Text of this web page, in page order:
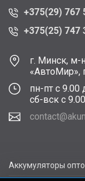
+375(29) 767
+375(25) 747
г. Минск, м-
«АвтоМир»,
пн-пт с 9.00
сб-вск с
Аккумуляторы